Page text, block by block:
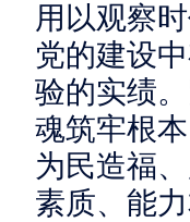
用以观察
党的建设
验的实绩
魂筑牢根
为民造福
素质、能